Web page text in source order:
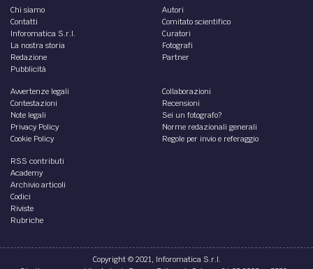
Chi siamo
Contatti
Inforomatica S.r.l.
La nostra storia
Redazione
Pubblicità
Autori
Comitato scientifico
Curatori
Fotografi
Partner
Avvertenze legali
Contestazioni
Note legali
Privacy Policy
Cookie Policy
Collaborazioni
Recensioni
Sei un fotografo?
Norme redazionali generali
Regole per invio e referaggio
RSS contributi
Academy
Archivio articoli
Codici
Riviste
Rubriche
Copyright © 2021, Inforomatica S.r.l.